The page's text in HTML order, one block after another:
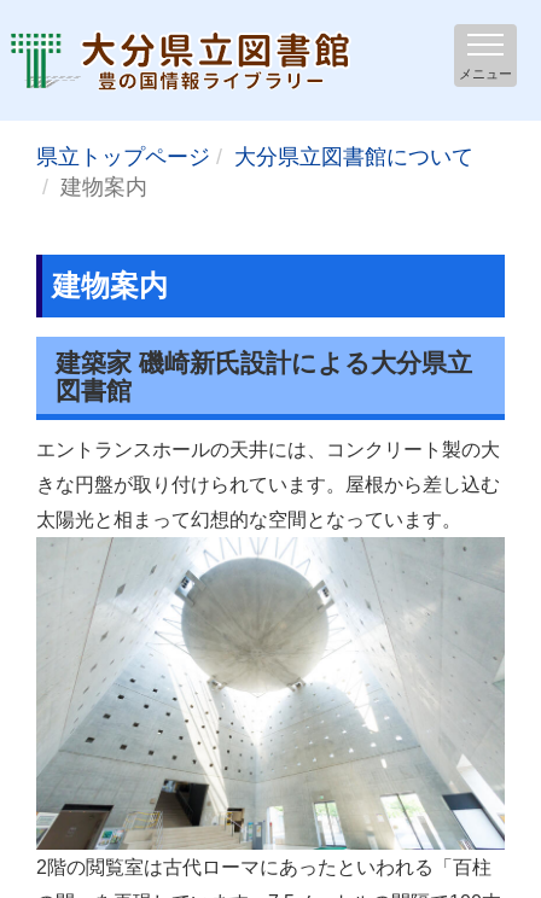
メニュー
県立トップページ
大分県立図書館について
建物案内
建物案内
建築家 磯崎新氏設計による大分県立
図書館
エントランスホールの天井には、コンクリート製の大
きな円盤が取り付けられています。屋根から差し込む
太陽光と相まって幻想的な空間となっています。
2階の閲覧室は古代ローマにあったといわれる「百柱